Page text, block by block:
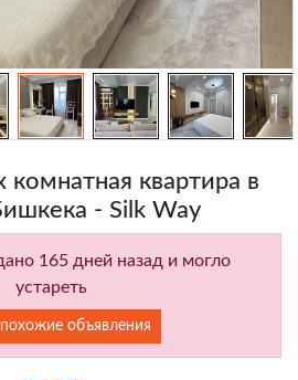
комнатная квартира в
- Silk Way
165 дней назад и могло
устареть
объявления